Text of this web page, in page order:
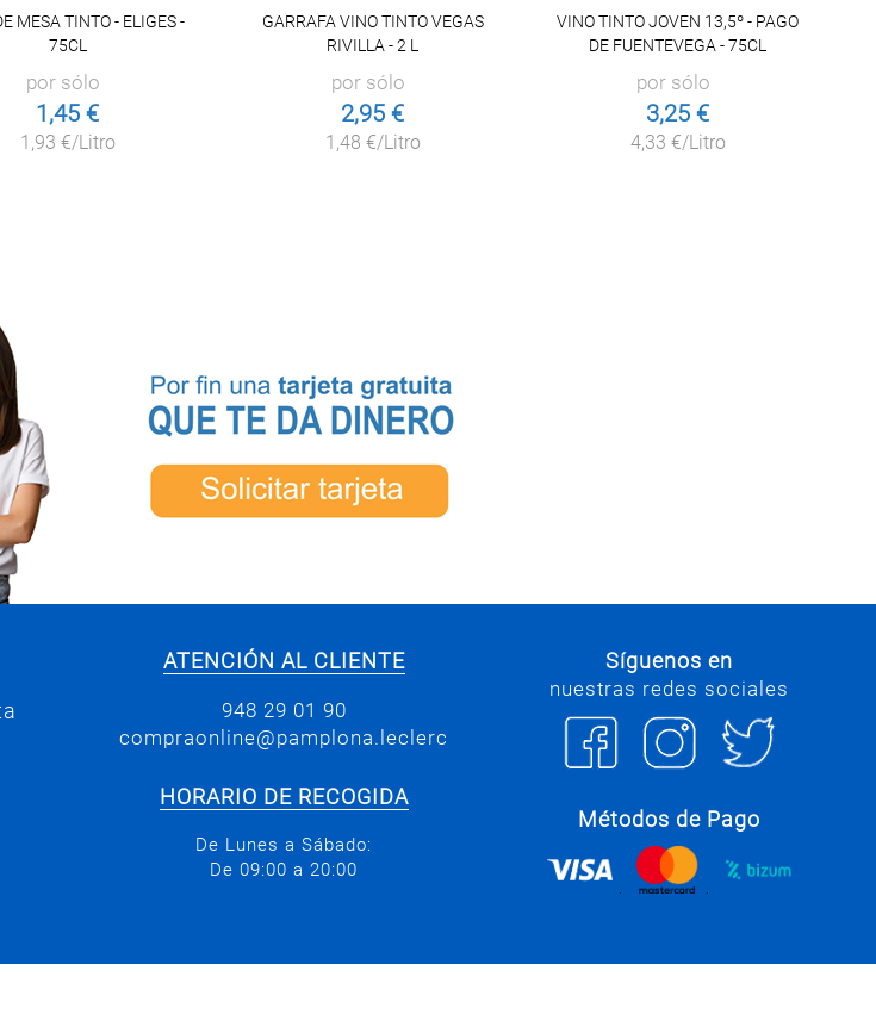
MESA TINTO - ELIGES -
75CL
por sólo
1,45 €
1,93 €/Litro
GARRAFA VINO TINTO VEGAS
RIVILLA - 2 L
por sólo
2,95 €
1,48 €/Litro
VINO TINTO JOVEN 13,5º - PAGO
DE FUENTEVEGA - 75CL
por sólo
3,25 €
4,33 €/Litro
ATENCIÓN AL CLIENTE
948 29 01 90
compraonline@pamplona.leclerc
HORARIO DE RECOGIDA
De Lunes a Sábado:
De 09:00 a 20:00
Síguenos en
nuestras redes sociales
Métodos de Pago
. .